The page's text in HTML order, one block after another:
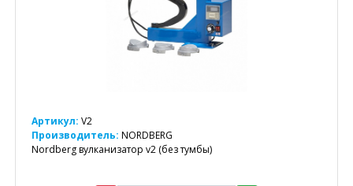
Артикул: V2
Производитель: NORDBERG
Nordberg вулканизатор v2 (без тумбы)